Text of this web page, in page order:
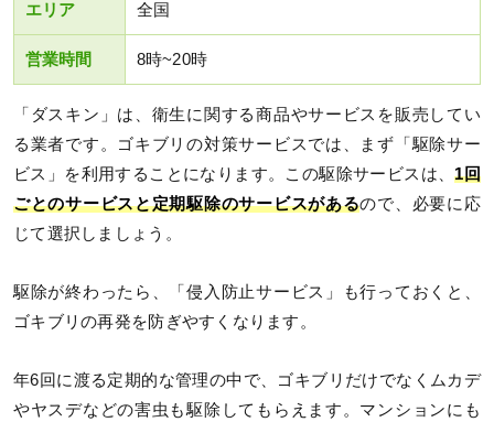
エリア 全国
営業時間 8時~20時
「ダスキン」は、衛生に関する商品やサービスを販売してい
る業者です。ゴキブリの対策サービスでは、まず「駆除サー
ビス」を利用することになります。この駆除サービスは、1回
ごとのサービスと定期駆除のサービスがあるので、必要に応
じて選択しましょう。
駆除が終わったら、「侵入防止サービス」も行っておくと、
ゴキブリの再発を防ぎやすくなります。
年6回に渡る定期的な管理の中で、ゴキブリだけでなくムカデ
やヤスデなどの害虫も駆除してもらえます。マンションにも